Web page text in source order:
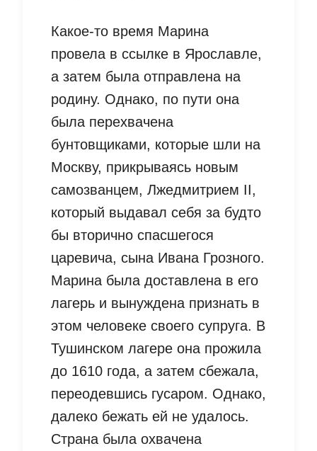
Какое-то время Марина
провела в ссылке в Ярославле,
а затем была отправлена на
родину. Однако, по пути она
была перехвачена
бунтовщиками, которые шли на
Москву, прикрываясь новым
самозванцем, Лжедмитрием II,
который выдавал себя за будто
бы вторично спасшегося
царевича, сына Ивана Грозного.
Марина была доставлена в его
лагерь и вынуждена признать в
этом человеке своего супруга. В
Тушинском лагере она прожила
до 1610 года, а затем сбежала,
переодевшись гусаром. Однако,
далеко бежать ей не удалось.
Страна была охвачена